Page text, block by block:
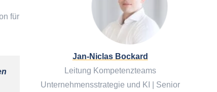
für
Jan-Niclas Bockard
Leitung Kompetenzteams
Unternehmensstrategie und KI | Senior